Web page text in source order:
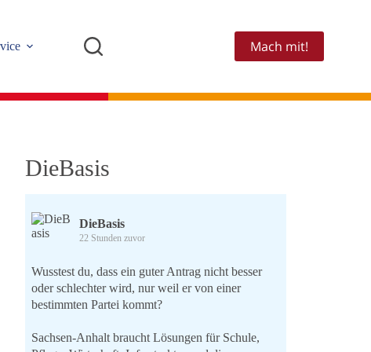
Mach mit!
DieBasis
DieBasis
22 Stunden zuvor
Wusstest du, dass ein guter Antrag nicht besser
oder schlechter wird, nur weil er von einer
bestimmten Partei kommt?
Sachsen-Anhalt braucht Lösungen für Schule,